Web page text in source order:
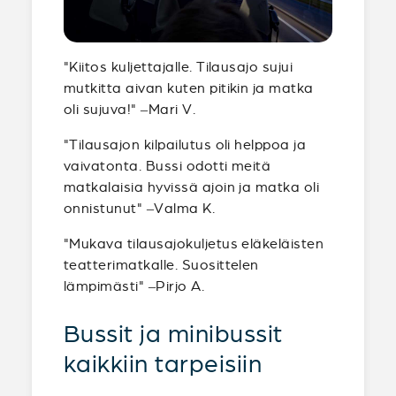
"Kiitos kuljettajalle. Tilausajo sujui
mutkitta aivan kuten pitikin ja matka
oli sujuva!" –Mari V.
"Tilausajon kilpailutus oli helppoa ja
vaivatonta. Bussi odotti meitä
matkalaisia hyvissä ajoin ja matka oli
onnistunut" –Valma K.
"Mukava tilausajokuljetus eläkeläisten
teatterimatkalle. Suosittelen
lämpimästi" –Pirjo A.
Bussit ja minibussit
kaikkiin tarpeisiin